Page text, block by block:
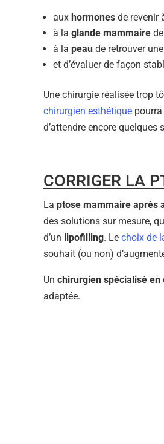
aux hormones de revenir
à la glande mammaire
à la peau de retrouver
et d’évaluer de façon
Une chirurgie réalisée trop
chirurgien esthétique
d’attendre encore quelques
CORRIGER LA
La ptose mammaire après
des solutions sur mesure,
d’un lipofilling. Le choix de
souhait (ou non)
Un chirurgien spécialisé en
adaptée.